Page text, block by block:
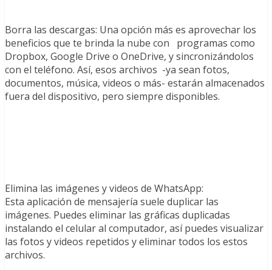
Borra las descargas: Una opción más es aprovechar los
beneficios que te brinda la nube con programas como
Dropbox, Google Drive o OneDrive, y sincronizándolos
con el teléfono. Así, esos archivos -ya sean fotos,
documentos, música, videos o más- estarán almacenados
fuera del dispositivo, pero siempre disponibles.
Elimina las imágenes y videos de WhatsApp:
Esta aplicación de mensajería suele duplicar las
imágenes. Puedes eliminar las gráficas duplicadas
instalando el celular al computador, así puedes visualizar
las fotos y videos repetidos y eliminar todos los estos
archivos.